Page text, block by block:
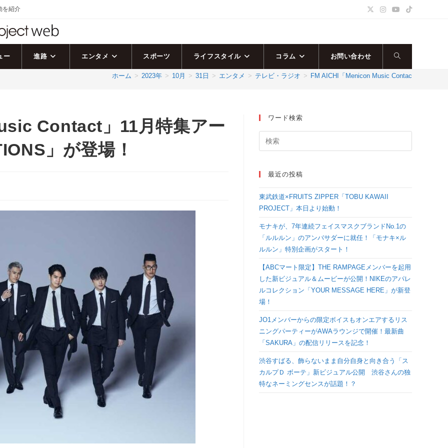
を紹介
ー 進路 エンタメ スポーツ ライフスタイル コラム お問い合わせ ウ
サ
検
を
グ
ル
ホーム > 2023年 > 10月 > 31日 > エンタメ > テレビ・ラジオ > FM AICHI「Menicon Music Contact」11月特
Contact」11月特集アー
」が登場！
ワード検索
最近の投稿
東武鉄道×FRUITS ZIPPER「TOBU KAWAII
PROJECT」本日より始動！
モナキが、7年連続フェイスマスクブランドNo.1の
「ルルルン」のアンバサダーに就任！「モナキ×ル
ルルン」特別企画がスタート！
【ABCマート限定】THE RAMPAGEメンバーを起用
した新ビジュアル＆ムービーが公開！NIKEのアパレ
ルコレクション「YOUR MESSAGE HERE」が新登
場！
JO1メンバーからの限定ボイスもオンエアするリス
ニングパーティーがAWAラウンジで開催！最新曲
「SAKURA」の配信リリースを記念！
渋谷すばる、飾らないまま自分自身と向き合う「ス
カルプＤ ボーテ」新ビジュアル公開 渋谷さんの独
特なネーミングセンスが話題！？